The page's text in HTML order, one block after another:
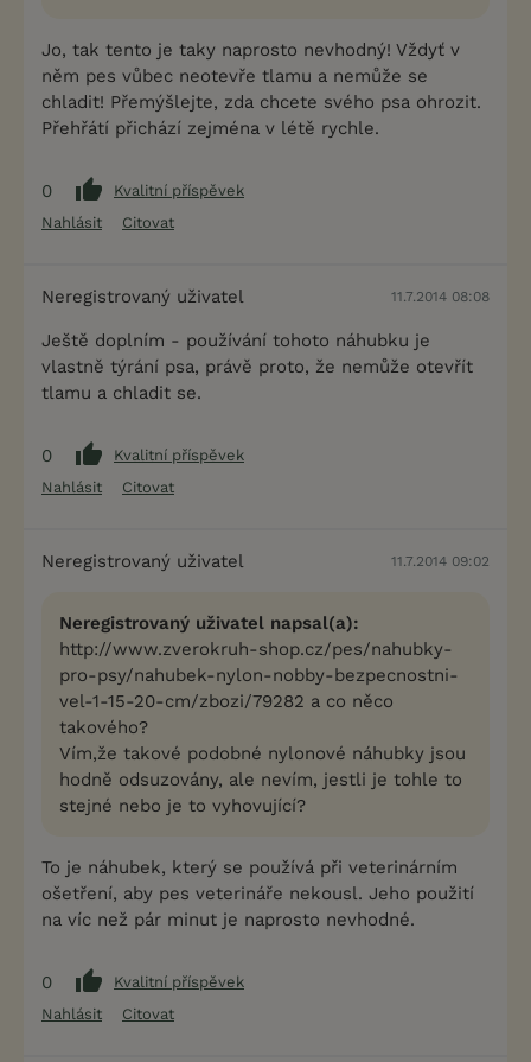
Jo, tak tento je taky naprosto nevhodný! Vždyť v
něm pes vůbec neotevře tlamu a nemůže se
chladit! Přemýšlejte, zda chcete svého psa ohrozit.
Přehřátí přichází zejména v létě rychle.
0
Kvalitní příspěvek
Nahlásit
Citovat
Neregistrovaný uživatel 11.7.2014 08:08
Ještě doplním - používání tohoto náhubku je
vlastně týrání psa, právě proto, že nemůže otevřít
tlamu a chladit se.
0
Kvalitní příspěvek
Nahlásit
Citovat
Neregistrovaný uživatel 11.7.2014 09:02
Neregistrovaný uživatel napsal(a):
http://www.zverokruh-shop.cz/pes/nahubky-
pro-psy/nahubek-nylon-nobby-bezpecnostni-
vel-1-15-20-cm/zbozi/79282 a co něco
takového?
Vím,že takové podobné nylonové náhubky jsou
hodně odsuzovány, ale nevím, jestli je tohle to
stejné nebo je to vyhovující?
To je náhubek, který se používá při veterinárním
ošetření, aby pes veterináře nekousl. Jeho použití
na víc než pár minut je naprosto nevhodné.
0
Kvalitní příspěvek
Nahlásit
Citovat